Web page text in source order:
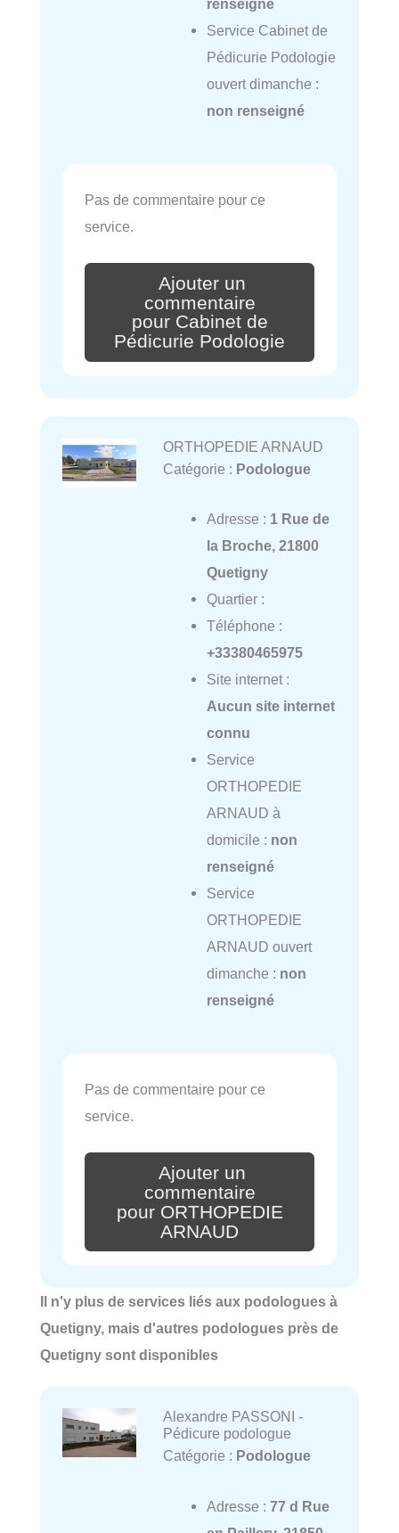
renseigné
Service Cabinet de
Pédicurie Podologie
ouvert dimanche :
non renseigné
Pas de commentaire pour ce
service.
Ajouter un
commentaire
pour Cabinet de
Pédicurie Podologie
ORTHOPEDIE ARNAUD
Catégorie : Podologue
Adresse : 1 Rue de
la Broche, 21800
Quetigny
Quartier :
Téléphone :
+33380465975
Site internet :
Aucun site internet
connu
Service
ORTHOPEDIE
ARNAUD à
domicile : non
renseigné
Service
ORTHOPEDIE
ARNAUD ouvert
dimanche : non
renseigné
Pas de commentaire pour ce
service.
Ajouter un
commentaire
pour ORTHOPEDIE
ARNAUD
Il n'y plus de services liés aux podologues à
Quetigny, mais d'autres podologues près de
Quetigny sont disponibles
Alexandre PASSONI -
Pédicure podologue
Catégorie : Podologue
Adresse : 77 d Rue